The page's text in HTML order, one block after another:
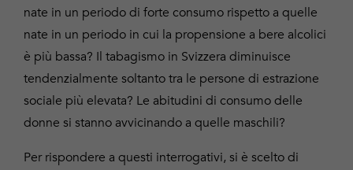
nate in un periodo di forte consumo rispetto a quelle
nate in un periodo in cui la propensione a bere alcolici
è più bassa? Il tabagismo in Svizzera diminuisce
tendenzialmente soltanto tra le persone di estrazione
sociale più elevata? Le abitudini di consumo delle
donne si stanno avvicinando a quelle maschili?
Per rispondere a questi interrogativi, si è scelto di